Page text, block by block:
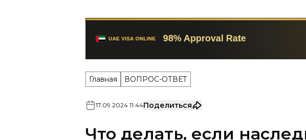
Главная ВОПРОС-ОТВЕТ
Что делать, если
успев принять
Отвечает юрист.